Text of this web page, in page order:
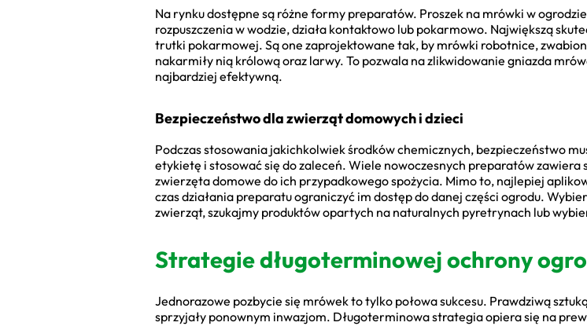
Na rynku dostępne są różne formy preparatów. Proszek na mrówki w
rozpuszczenia w wodzie, działa kontaktowo lub pokarmowo. Największą
trutki pokarmowej. Są one zaprojektowane tak, by mrówki robotnice,
nakarmiły nią królową oraz larwy. To pozwala na zlikwidowanie gniazda
najbardziej efektywną.
Bezpieczeństwo dla zwierząt domowych i dzieci
Podczas stosowania jakichkolwiek środków chemicznych, bezpieczeństwo
etykietę i stosować się do zaleceń. Wiele nowoczesnych preparatów
zwierzęta domowe do ich przypadkowego spożycia. Mimo to, najlepiej
czas działania preparatu ograniczyć im dostęp do danej części ogrodu.
zwierząt, szukajmy produktów opartych na naturalnych pyretrynach lub
Strategie długoterminowej ochrony
Jednorazowe pozbycie się mrówek to tylko połowa sukcesu. Prawdziwą
sprzyjały ponownym inwazjom. Długoterminowa strategia opiera się na